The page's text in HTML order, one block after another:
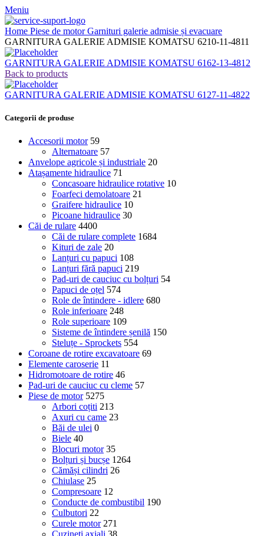
Meniu
Home Piese de motorGarnituri galerie admisie și evacuare
GARNITURA GALERIE ADMISIE KOMATSU 6210-11-4811
GARNITURA GALERIE ADMISIE KOMATSU 6162-13-4812
Back to products
GARNITURA GALERIE ADMISIE KOMATSU 6127-11-4822
Categorii de produse
Accesorii motor 59
Alternatoare 57
Anvelope agricole și industriale 20
Atașamente hidraulice 71
Concasoare hidraulice rotative 10
Foarfeci demolatoare 21
Graifere hidraulice 10
Picoane hidraulice 30
Căi de rulare 4400
Căi de rulare complete 1684
Kituri de zale 20
Lanțuri cu papuci 108
Lanțuri fără papuci 219
Pad-uri de cauciuc cu bolțuri 54
Papuci de oțel 574
Role de întindere - idlere 680
Role inferioare 248
Role superioare 109
Sisteme de întindere șenilă 150
Steluțe - Sprockets 554
Coroane de rotire excavatoare 69
Elemente caroserie 11
Hidromotoare de rotire 46
Pad-uri de cauciuc cu cleme 57
Piese de motor 5275
Arbori coțiti 213
Axuri cu came 23
Băi de ulei 0
Biele 40
Blocuri motor 35
Bolțuri și bucșe 1264
Cămăși cilindri 26
Chiulase 25
Compresoare 12
Conducte de combustibil 190
Culbutori 22
Curele motor 271